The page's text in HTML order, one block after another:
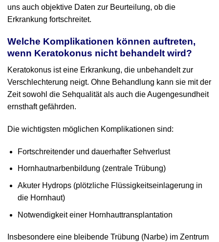
uns auch objektive Daten zur Beurteilung, ob die
Erkrankung fortschreitet.
Welche Komplikationen können auftreten,
wenn Keratokonus nicht behandelt wird?
Keratokonus ist eine Erkrankung, die unbehandelt zur
Verschlechterung neigt. Ohne Behandlung kann sie mit der
Zeit sowohl die Sehqualität als auch die Augengesundheit
ernsthaft gefährden.
Die wichtigsten möglichen Komplikationen sind:
Fortschreitender und dauerhafter Sehverlust
Hornhautnarbenbildung (zentrale Trübung)
Akuter Hydrops (plötzliche Flüssigkeitseinlagerung in
die Hornhaut)
Notwendigkeit einer Hornhauttransplantation
Insbesondere eine bleibende Trübung (Narbe) im Zentrum